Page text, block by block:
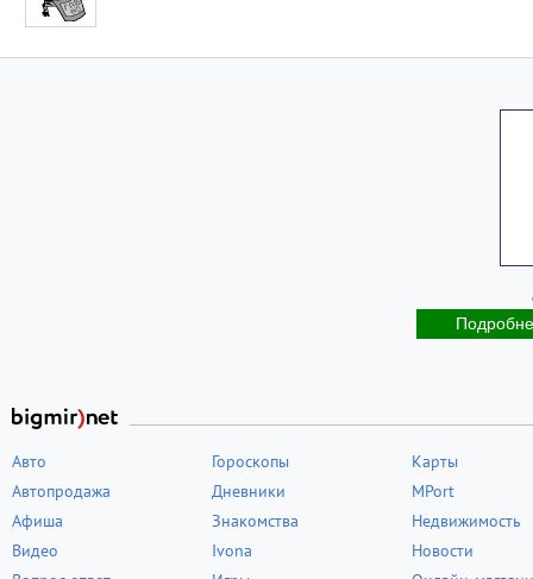
Авто
Автопродажа
Афиша
Видео
Гороскопы
Дневники
Знакомства
Ivona
Карты
MPort
Недвижимость
Новости